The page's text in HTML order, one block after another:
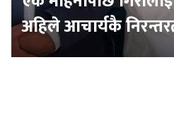
अहिले आचार्यकै